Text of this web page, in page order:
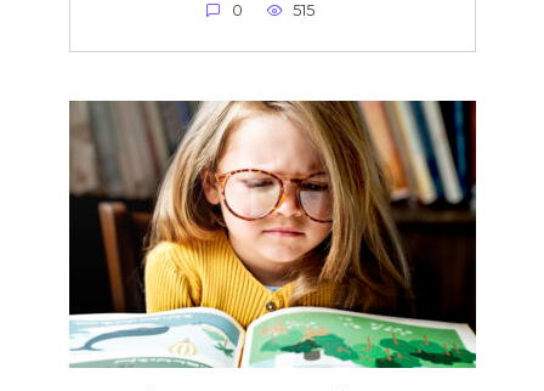
0 515